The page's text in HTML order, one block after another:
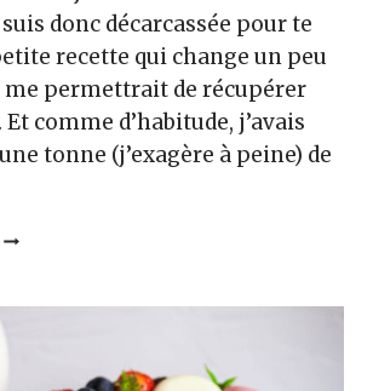
donc décarcassée pour te
recette qui change un peu
permettrait de récupérer
comme d’habitude, j’avais
tonne (j’exagère à peine) de